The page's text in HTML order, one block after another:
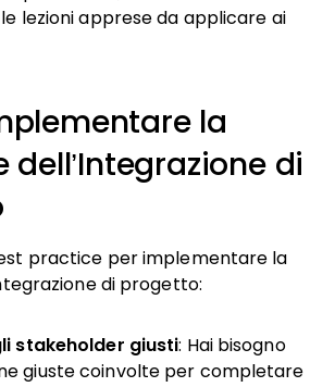
lezioni apprese da applicare ai
la
dell’Integrazione di
practice per implementare la
di progetto:
stakeholder giusti: Hai bisogno
giuste coinvolte per completare